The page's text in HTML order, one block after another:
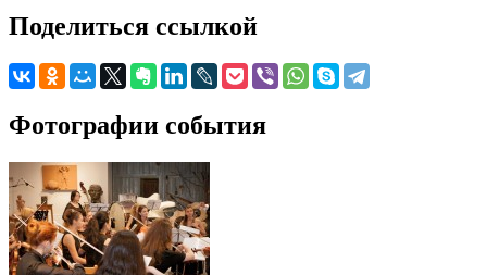
Поделиться ссылкой
Фотографии события